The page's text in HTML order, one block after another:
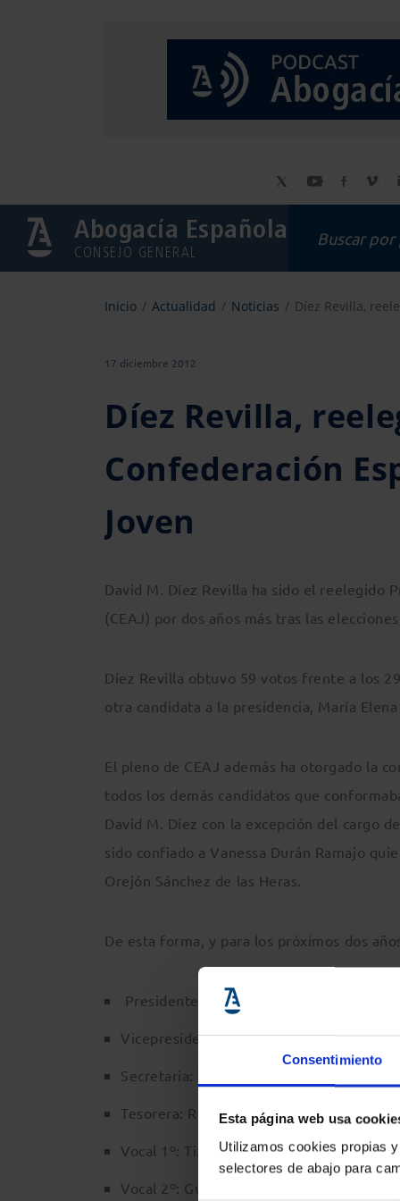
Consentimiento
Esta página web usa
Utilizamos cookies propias
selectores de abajo para
Abogacía Española
CONSEJO GENERAL
Inicio Actualidad Noticias Díez Revilla,
17 diciembre 2012
Díez Revilla,
Confederación
Joven
David M. Díez Revilla ha sido el reelegido
(CEAJ) por dos años más tras las
Díez Revilla obtuvo 59 votos frente a los
otra candidata a la presidencia, María
El pleno de CEAJ además ha otorgado la
todos los demás candidatos que
David M. Díez con la excepción del cargo
sido confiado a Vanessa Durán Ramajo
Orejón Sánchez de las Heras.
De esta forma, y para los próximos dos
Presidente: David M. Díez Revilla
Vicepresidenta: Eva Ojea Pazos
Secretaria: Vanessa Durán Ramajo
Tesorera: Regina Márquez Gutiérrez
Vocal 1º: Tizziana di Ciommo
Vocal 2º: Guillermo Padilla Martínez